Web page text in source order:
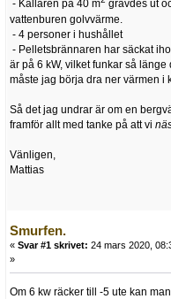
- Källaren på 40 m
grävdes ut
vattenburen golvvärme.
- 4 personer i hushållet
- Pelletsbrännaren har säckat
är på 6 kW, vilket funkar så
måste jag börja dra ner värmen i
Så det jag undrar är om en
framför allt med tanke på att vi
Vänligen,
Mattias
Smurfen.
« Svar #1 skrivet: 24 mars 2020,
»
Om 6 kw räcker till -5 ute kan